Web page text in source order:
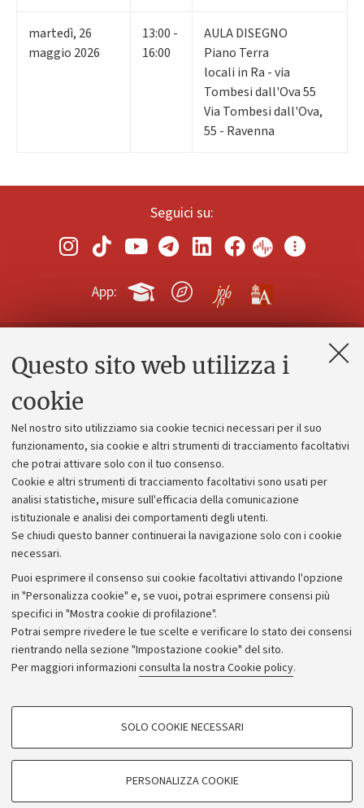
Questo sito web utilizza i
cookie
Nel nostro sito utilizziamo sia cookie tecnici necessari per il suo
funzionamento, sia cookie e altri strumenti di tracciamento facoltativi
che potrai attivare solo con il tuo consenso.
Cookie e altri strumenti di tracciamento facoltativi sono usati per
analisi statistiche, misure sull'efficacia della comunicazione
istituzionale e analisi dei comportamenti degli utenti.
Se chiudi questo banner continuerai la navigazione solo con i cookie
necessari.
Puoi esprimere il consenso sui cookie facoltativi attivando l'opzione
in "Personalizza cookie" e, se vuoi, potrai esprimere consensi più
specifici in "Mostra cookie di profilazione".
Potrai sempre rivedere le tue scelte e verificare lo stato dei consensi
rientrando nella sezione "Impostazione cookie" del sito.
Per maggiori informazioni consulta la nostra Cookie policy.
COOKIE DI PROFILAZIONE - FACOLTATIVI
SOLO COOKIE NECESSARI
PERSONALIZZA COOKIE
martedì, 26
maggio 2026
13:00 -
16:00
AULA DISEGNO
Piano Terra
locali in Ra - via
Tombesi dall'Ova 55
Via Tombesi dall'Ova,
55 - Ravenna
Seguici su:
App:
Contatti e PEC
Alumni community
Piano strategico
Bilanci
Donazioni e 5x1000
Merchandising - UniboStore
Bandi, gare e concorsi
Albo online
Amministrazione trasparente
Atti di notifica
Informazioni sul sito e accessibilità
Dichiarazione di accessibilità
Privacy e note legali
Impostazioni Cookie